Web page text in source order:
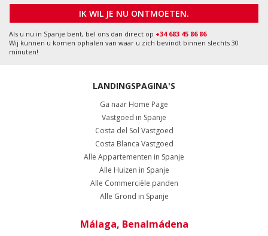
IK WIL JE NU ONTMOETEN.
Als u nu in Spanje bent, bel ons dan direct op +34 683 45 86 86
Wij kunnen u komen ophalen van waar u zich bevindt binnen slechts 30
minuten!
LANDINGSPAGINA'S
Ga naar Home Page
Vastgoed in Spanje
Costa del Sol Vastgoed
Costa Blanca Vastgoed
Alle Appartementen in Spanje
Alle Huizen in Spanje
Alle Commerciële panden
Alle Grond in Spanje
Málaga, Benalmádena